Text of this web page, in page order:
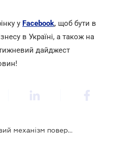
у Facebook, щоб бути в
в Україні, а також на
дайджест
З 1 листопада запрацює новий механізм повернення переплачених сум податків та пені